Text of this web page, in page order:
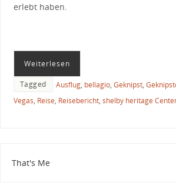
erlebt haben.
Weiterlesen
Tagged Ausflug, bellagio, Geknipst,
Vegas, Reise, Reisebericht, shelby heritage
That's Me